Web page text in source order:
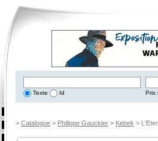
Texte Id Prix
> Catalogue > Philippe Gauckler > Kebek >